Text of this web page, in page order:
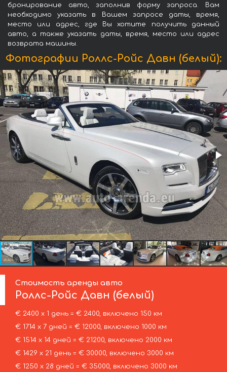
бронирование авто, заполнив форму запроса. Вам
необходимо указать в Вашем запросе даты, время,
место или адрес, где Вы хотите получить данный
авто, а также указать даты, время, место или адрес
возврата машины.
Фотографии Роллс-Ройс Давн (белый):
Стоимость аренды авто
Роллс-Ройс Давн (белый)
€ 2400 х 1 день = € 2400, включено 150 км
€ 1714 х 7 дней = € 12000, включено 1000 км
€ 1514 х 14 дней = € 21200, включено 2000 км
€ 1429 х 21 день = € 30000, включено 3000 км
€ 1250 х 28 дней = € 35000, включено 3000 км